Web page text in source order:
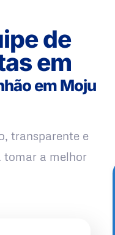
de
em
em Moju
transparente e
tomar a melhor